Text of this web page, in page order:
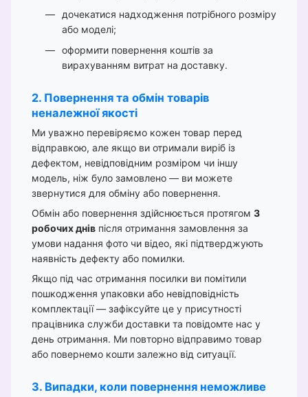
дочекатися надходження потрібного розміру
або моделі;
оформити повернення коштів за
вирахуванням витрат на доставку.
2. Повернення та обмін товарів
неналежної якості
Ми уважно перевіряємо кожен товар перед
відправкою, але якщо ви отримали виріб із
дефектом, невідповідним розміром чи іншу
модель, ніж було замовлено — ви можете
звернутися для обміну або повернення.
Обмін або повернення здійснюється протягом 3
робочих днів після отримання замовлення за
умови надання фото чи відео, які підтверджують
наявність дефекту або помилки.
Якщо під час отримання посилки ви помітили
пошкодження упаковки або невідповідність
комплектації — зафіксуйте це у присутності
працівника служби доставки та повідомте нас у
день отримання. Ми повторно відправимо товар
або повернемо кошти залежно від ситуації.
3. Випадки, коли повернення неможливе